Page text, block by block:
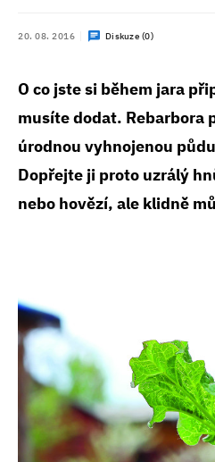
20. 08. 2016 Diskuze (0)
O co jste si během jara
musíte dodat. Rebarbora
úrodnou vyhnojenou
Dopřejte ji proto uzrálý
nebo hovězí, ale klidně